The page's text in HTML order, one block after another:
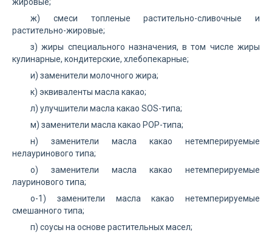
ж) смеси топленые растительно-сливочные и
растительно-жировые;
з) жиры специального назначения, в том числе жиры
кулинарные, кондитерские, хлебопекарные;
и) заменители молочного жира;
к) эквиваленты масла какао;
л) улучшители масла какао SOS-типа;
м) заменители масла какао POP-типа;
н) заменители масла какао нетемперируемые
нелауринового типа;
о) заменители масла какао нетемперируемые
лауринового типа;
о-1) заменители масла какао нетемперируемые
смешанного типа;
п) соусы на основе растительных масел;